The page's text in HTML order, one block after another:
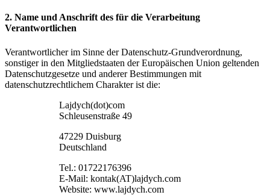
2. Name und Anschrift des für die Verarbeitung
Verantwortlichen
Verantwortlicher im Sinne der Datenschutz-Grundverordnung,
sonstiger in den Mitgliedstaaten der Europäischen Union geltenden
Datenschutzgesetze und anderer Bestimmungen mit
datenschutzrechtlichem Charakter ist die:
Lajdych(dot)com
Schleusenstraße 49
47229 Duisburg
Deutschland
Tel.: 01722176396
E-Mail: kontak(AT)lajdych.com
Website: www.lajdych.com